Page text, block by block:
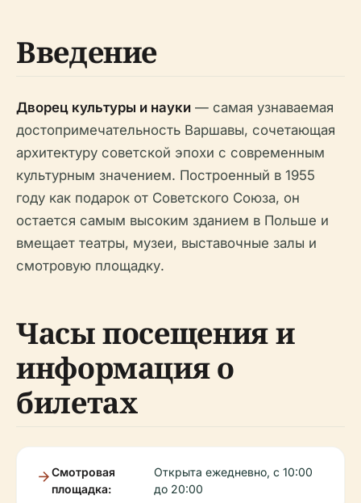
Введение
Дворец культуры и науки — самая узнаваемая
достопримечательность Варшавы, сочетающая
архитектуру советской эпохи с современным
культурным значением. Построенный в 1955
году как подарок от Советского Союза, он
остается самым высоким зданием в Польше и
вмещает театры, музеи, выставочные залы и
смотровую площадку.
Часы посещения и
информация о
билетах
Смотровая
площадка:
Открыта ежедневно, с 10:00
до 20:00